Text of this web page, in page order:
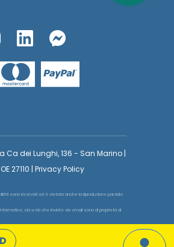
Ca dei Lunghi, 136 - San Marino |
27110 | Privacy Policy
sono riservati ed è vietata anche la riproduzione parziale.
sia web che inviate via email sono di proprietà di
è fatto assoluto divieto replicare o copiare parte del layout